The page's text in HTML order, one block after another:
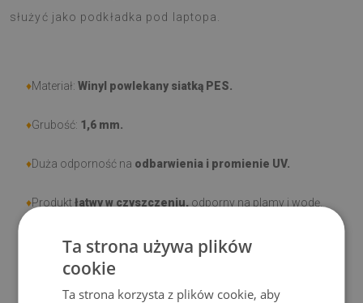
służyć jako podkładka pod laptopa.
♦Materiał: Winyl powlekany siatką PES.
♦Grubość: 1,6 mm.
♦Duża odporność na odbarwienia i promienie UV.
♦Produktłatwy w czyszczeniu, odporny na plamy i wodę.
Prosimy pamiętać, że uszkodzenia powstałe przy
użytkowaniu wynikające z upływu czasu (np. przetarcia) nie
podlegają reklamacjom.
Ta strona używa plików
cookie
Ta strona korzysta z plików cookie, aby